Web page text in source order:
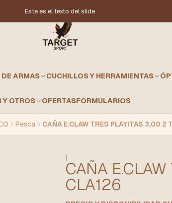
ARMAS CUCHILLOS Y HERRAMIENTAS
Y OTROS OFERTASFORMULARIOS
Este es el texto del slide
Pesca CAÑA E.CLAW TRES PLAYITAS 3,00 2
|
CAÑA
CLA126